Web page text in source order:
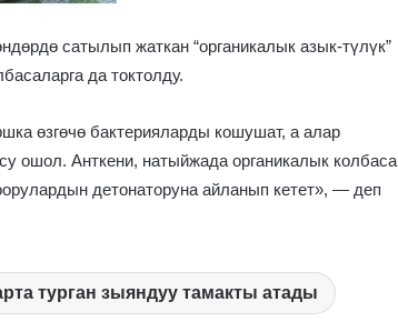
сатылып жаткан “органикалык азык-түлүк”
да токтолду.
өзгөчө бактерияларды кошушат, а алар
ошол. Анткени, натыйжада органикалык колбаса
детонаторуна айланып кетет», — деп
турган зыяндуу тамакты атады